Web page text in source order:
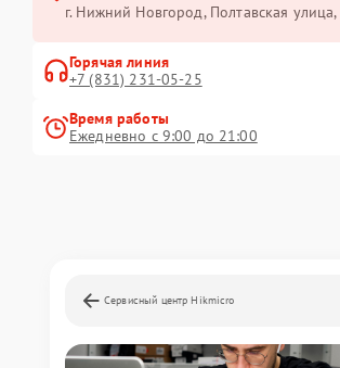
г. Нижний Новгород, Полтавская
Горячая линия
+7 (831) 231-05-25
Время работы
Ежедневно с 9:00 до 21:00
Сервисный центр Hikmicro